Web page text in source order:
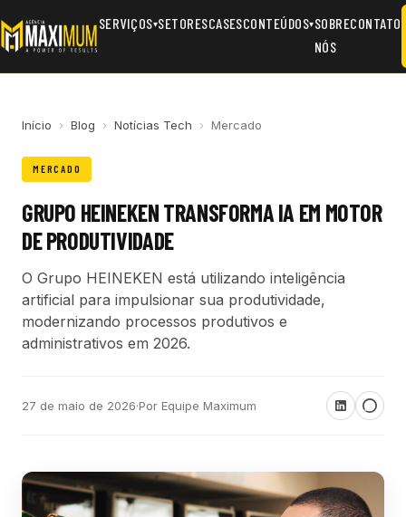
SERVIÇOS▾SETORESCASESCONTEÚDOS▾SOBRE
NÓS
CONTATO
Início › Blog › Notícias Tech › Mercado
MERCADO
GRUPO HEINEKEN TRANSFORMA IA EM MOTOR
DE PRODUTIVIDADE
O Grupo HEINEKEN está utilizando inteligência
artificial para impulsionar sua produtividade,
modernizando processos produtivos e
administrativos em 2026.
27 de maio de 2026·Por Equipe Maximum